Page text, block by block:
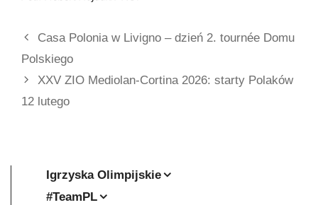
Casa Polonia w Livigno – dzień 2. tournée Domu
Polskiego
XXV ZIO Mediolan-Cortina 2026: starty Polaków
12 lutego
Igrzyska Olimpijskie
#TeamPL